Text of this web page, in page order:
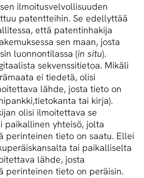
ilmoitusvelvollisuuden
patentteihin. Se edellyttää
että patentinhakija
sen maan, josta
luonnontilassa (in situ).
sekvenssitietoa. Mikäli
ei tiedetä, olisi
lähde, josta tieto on
tai kirja).
olisi ilmoitettava se
paikallinen yhteisö, jolta
perinteinen tieto on saatu. Ellei
tai paikalliselta
lähde, josta
perinteinen tieto on peräisin.